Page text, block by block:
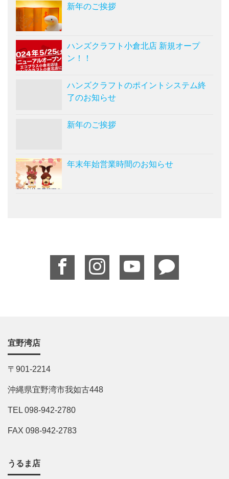
新年のご挨拶
ハンズクラフト小倉北店 新規オープ
ン！！
ハンズクラフトのポイントシステム終
了のお知らせ
新年のご挨拶
年末年始営業時間のお知らせ
宜野湾店
〒901-2214
沖縄県宜野湾市我如古448
TEL 098-942-2780
FAX 098-942-2783
うるま店